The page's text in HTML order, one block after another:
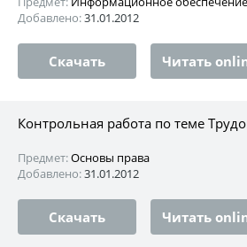
Добавлено:31.01.2012
Скачать Читать
Контрольная работа по теме
Предмет:Основы права
Добавлено:31.01.2012
Скачать Читать